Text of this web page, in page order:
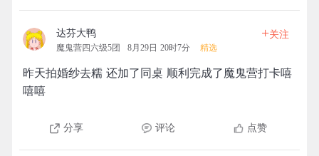
达芬大鸭
魔鬼营四六级5团 8月29日 20时7分 精选
+关注
昨天拍婚纱去糯 还加了同桌 顺利完成了魔鬼营打卡嘻
嘻嘻
分享 评论 点赞